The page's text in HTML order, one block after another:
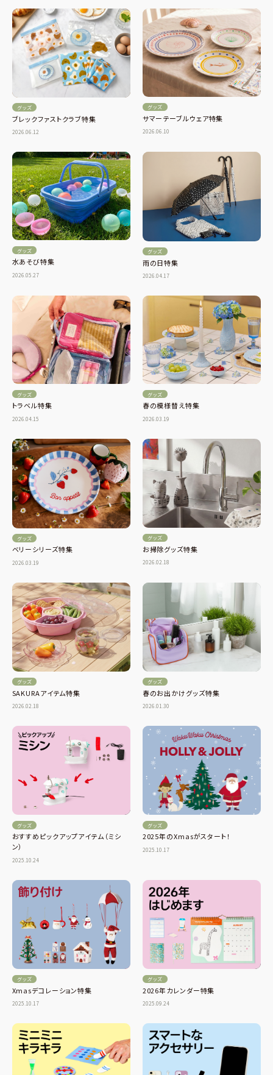
グッズ
ブレックファストクラブ特集
2026.06.12
グッズ
サマーテーブルウェア特集
2026.06.10
グッズ
水あそび特集
2026.05.27
グッズ
雨の日特集
2026.04.17
グッズ
トラベル特集
2026.04.15
グッズ
春の模様替え特集
2026.03.19
グッズ
ベリーシリーズ特集
2026.03.19
グッズ
お掃除グッズ特集
2026.02.18
グッズ
SAKURAアイテム特集
2026.02.18
グッズ
春のお出かけグッズ特集
2026.01.30
グッズ
おすすめピックアップアイテム（ミシ
ン）
2025.10.24
グッズ
2025年のXmasがスタート！
2025.10.17
グッズ
Xmasデコレーション特集
2025.10.17
グッズ
2026年カレンダー特集
2025.09.24